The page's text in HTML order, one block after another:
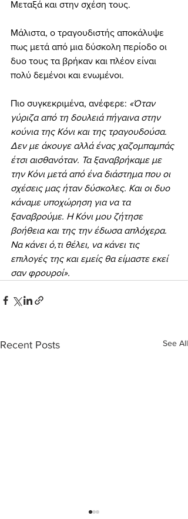
Μεταξά και στην σχέση τους.
Μάλιστα, ο τραγουδιστής αποκάλυψε
πως μετά από μια δύσκολη περίοδο οι
δυο τους τα βρήκαν και πλέον είναι
πολύ δεμένοι και ενωμένοι.
Πιο συγκεκριμένα, ανέφερε: «Όταν
γύριζα από τη δουλειά πήγαινα στην
κούνια της Κόνι και της τραγουδούσα.
Δεν με άκουγε αλλά ένας χαζομπαμπάς
έτσι αισθανόταν. Τα ξαναβρήκαμε με
την Κόνι μετά από ένα διάστημα που οι
σχέσεις μας ήταν δύσκολες. Και οι δυο
κάναμε υποχώρηση για να τα
ξαναβρούμε. Η Κόνι μου ζήτησε
βοήθεια και της την έδωσα απλόχερα.
Να κάνει ό,τι θέλει, να κάνει τις
επιλογές της και εμείς θα είμαστε εκεί
σαν φρουροί».
Recent Posts See All